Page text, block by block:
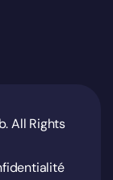
All Rights